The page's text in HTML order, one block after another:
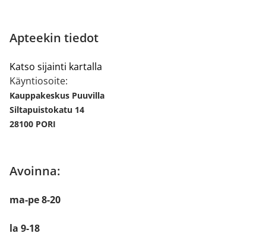
Apteekin tiedot
Katso sijainti kartalla
Käyntiosoite:
Kauppakeskus Puuvilla
Siltapuistokatu 14
28100 PORI
Avoinna:
ma-pe 8-20
la 9-18